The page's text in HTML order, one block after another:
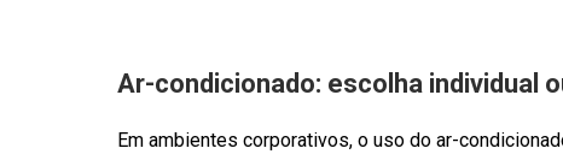
Ar-condicionado: escolha individual
Em ambientes corporativos, o uso do ar-